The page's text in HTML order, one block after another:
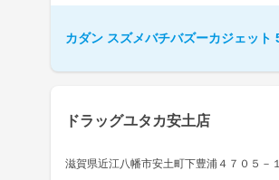
カダン スズメバチバズーカジェット
ドラッグユタカ安土店
滋賀県近江八幡市安土町下豊浦４７０５－１